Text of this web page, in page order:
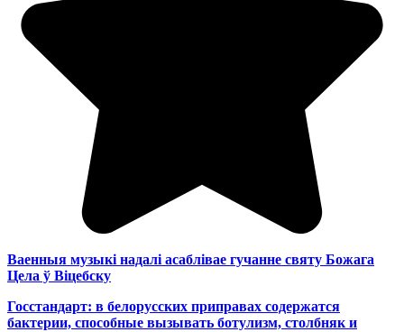
Ваенныя музыкі надалі асаблівае гучанне святу Божага
Цела ў Віцебску
Госстандарт: в белорусских приправах содержатся
бактерии, способные вызывать ботулизм, столбняк и